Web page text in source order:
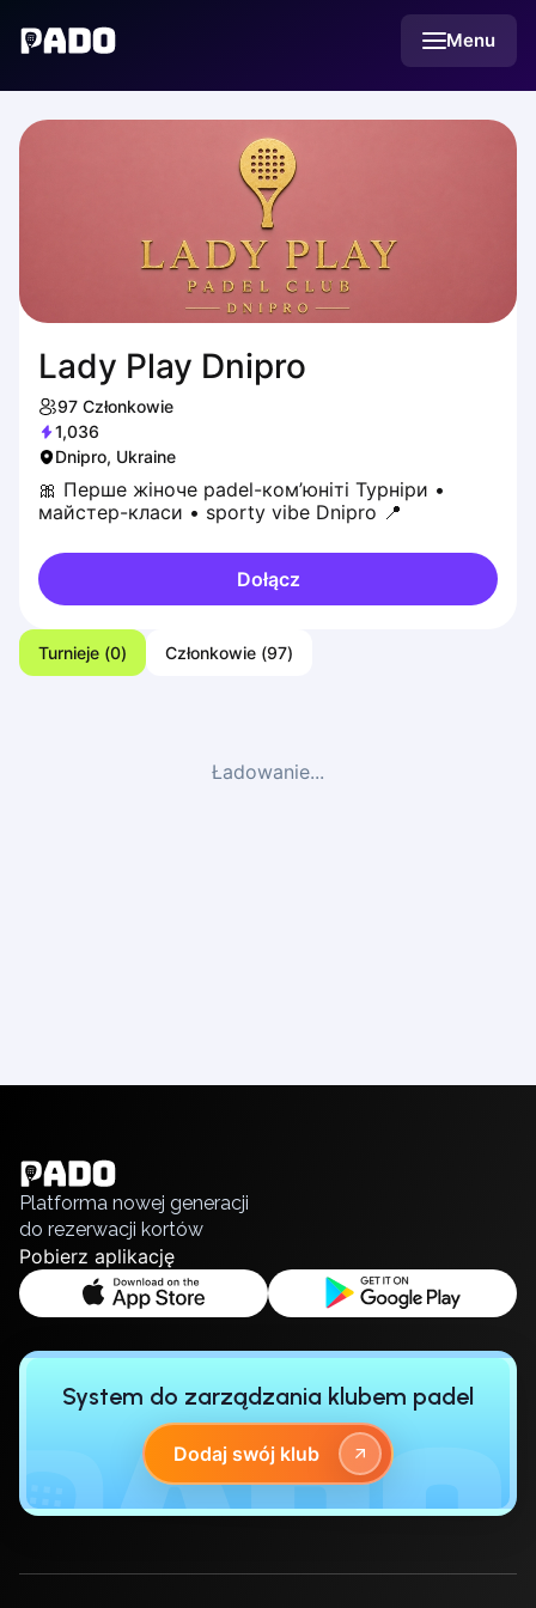
Menu
Українська
Lady Play Dnipro
97 Członkowie
1,036
Dnipro, Ukraine
🎀 Перше жіноче padel-ком’юніті Турніри •
майстер-класи • sporty vibe Dnipro 📍
Dołącz
Turnieje (0) Członkowie (97)
Ładowanie...
Polski
Русский
Platforma nowej generacji
do rezerwacji kortów
Pobierz aplikację
System do zarządzania klubem padel
Dodaj swój klub